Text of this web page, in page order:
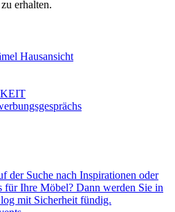
erhalten.
der Suche nach Inspirationen oder
für Ihre Möbel? Dann werden Sie in
mit Sicherheit fündig.